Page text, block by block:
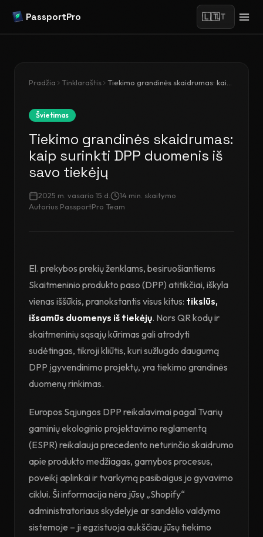
PassportPro 🇱🇹LT
Pradžia Tinklaraštis
Švietimas
Tiekimo grandinės skaidrumas:
kaip surinkti DPP duomenis iš
savo tiekėjų
2025 m. vasario 15 d. 14 min. skaitymo
Autorius PassportPro Team
El. prekybos prekių ženklams, besiruošiantiems
Skaitmeninio produkto paso (DPP) atitikčiai, iškyla
vienas iššūkis, pranokstantis visus kitus: tikslūs,
išsamūs duomenys iš tiekėjų. Nors QR kodų ir
skaitmeninių sąsajų kūrimas gali atrodyti
sudėtingas, tikroji kliūtis, kuri sužlugdo daugumą
DPP įgyvendinimo projektų, yra tiekimo grandinės
duomenų rinkimas.
Europos Sąjungos DPP reikalavimai pagal Tvarių
gaminių ekologinio projektavimo reglamentą
(ESPR) reikalauja precedento neturinčio skaidrumo
apie produkto medžiagas, gamybos procesus,
poveikį aplinkai ir tvarkymą pasibaigus jo gyvavimo
ciklui. Ši informacija nėra jūsų „Shopify“
administratoriaus skydelyje ar sandėlio valdymo
sistemoje – ji egzistuoja aukščiau jūsų tiekimo